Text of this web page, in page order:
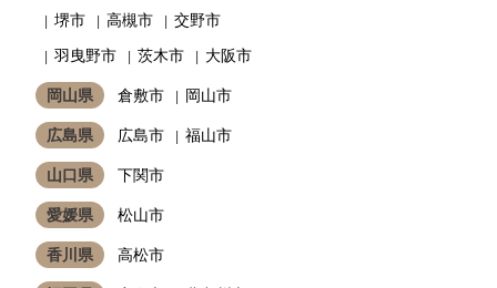
堺市
高槻市
交野市
羽曳野市
茨木市 大阪市
岡山県 倉敷市 岡山市
広島県 広島市 福山市
山口県 下関市
愛媛県 松山市
香川県 高松市